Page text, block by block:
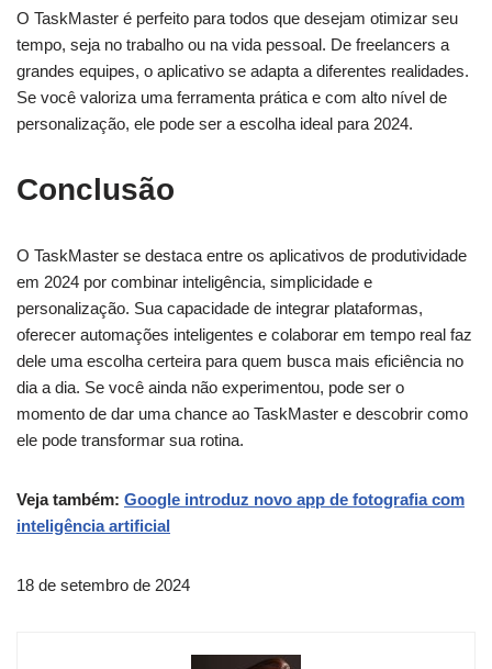
O TaskMaster é perfeito para todos que desejam otimizar seu
tempo, seja no trabalho ou na vida pessoal. De freelancers a
grandes equipes, o aplicativo se adapta a diferentes realidades.
Se você valoriza uma ferramenta prática e com alto nível de
personalização, ele pode ser a escolha ideal para 2024.
Conclusão
O TaskMaster se destaca entre os aplicativos de produtividade
em 2024 por combinar inteligência, simplicidade e
personalização. Sua capacidade de integrar plataformas,
oferecer automações inteligentes e colaborar em tempo real faz
dele uma escolha certeira para quem busca mais eficiência no
dia a dia. Se você ainda não experimentou, pode ser o
momento de dar uma chance ao TaskMaster e descobrir como
ele pode transformar sua rotina.
Veja também: Google introduz novo app de fotografia com
inteligência artificial
18 de setembro de 2024